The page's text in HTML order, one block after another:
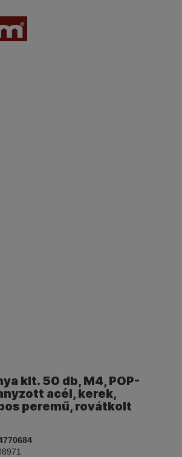
klt. 50 db, M4, POP-
acél, kerek,
peremű, rovátkolt